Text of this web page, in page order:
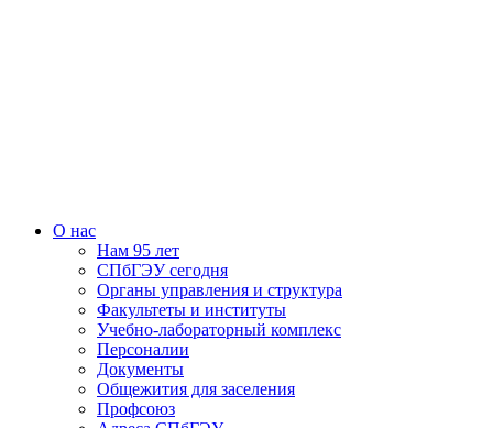
О нас
Нам 95 лет
СПбГЭУ сегодня
Органы управления и структура
Факультеты и институты
Учебно-лабораторный комплекс
Персоналии
Документы
Общежития для заселения
Профсоюз